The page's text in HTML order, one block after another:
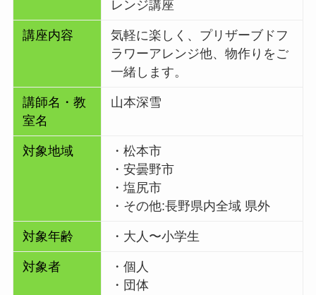
レンジ講座
講座内容
気軽に楽しく、プリザーブドフ
ラワーアレンジ他、物作りをご
一緒します。
講師名・教
室名
山本深雪
対象地域
・松本市
・安曇野市
・塩尻市
・その他:長野県内全域 県外
対象年齢 ・大人〜小学生
対象者
・個人
・団体